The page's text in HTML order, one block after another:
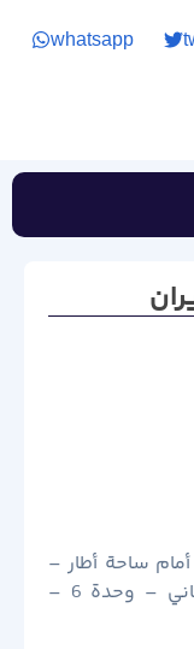
whatsapp
ساحة أطار –
رقم 269 – عمارة أطار – الطابق الثاني – وحدة 6 –